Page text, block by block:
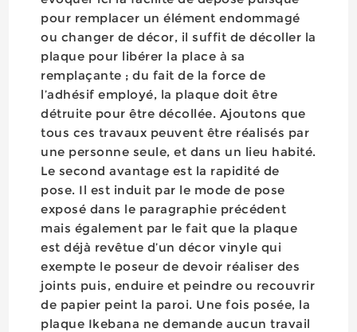
pour remplacer un élément endommagé
ou changer de décor, il suffit de décoller la
plaque pour libérer la place à sa
remplaçante ; du fait de la force de
l’adhésif employé, la plaque doit être
détruite pour être décollée. Ajoutons que
tous ces travaux peuvent être réalisés par
une personne seule, et dans un lieu habité.
Le second avantage est la rapidité de
pose. Il est induit par le mode de pose
exposé dans le paragraphie précédent
mais également par le fait que la plaque
est déjà revêtue d’un décor vinyle qui
exempte le poseur de devoir réaliser des
joints puis, enduire et peindre ou recouvrir
de papier peint la paroi. Une fois posée, la
plaque Ikebana ne demande aucun travail